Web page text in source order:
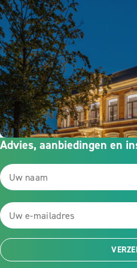
Advies, aanbiedingen en